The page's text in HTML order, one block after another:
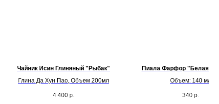
Чайник Исин Глиняный "Рыбак"
Глина Да Хун Пао, Объем 200мл
4 400 р.
Пиала Фарфор "Белая Из
Объем: 140 мл
340 р.